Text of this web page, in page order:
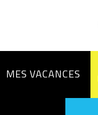
MES VACANCES